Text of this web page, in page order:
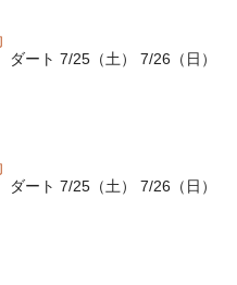
ート 7/25（土） 7/26（日）
ート 7/25（土） 7/26（日）